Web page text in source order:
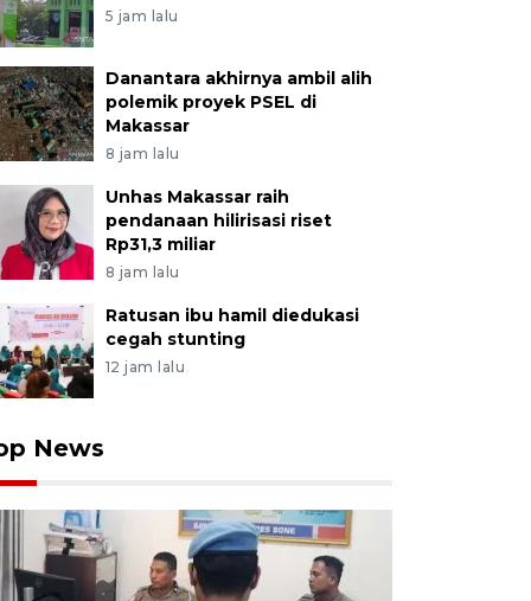
5 jam lalu
Danantara akhirnya ambil alih
polemik proyek PSEL di
Makassar
8 jam lalu
Unhas Makassar raih
pendanaan hilirisasi riset
Rp31,3 miliar
8 jam lalu
Ratusan ibu hamil diedukasi
cegah stunting
12 jam lalu
News